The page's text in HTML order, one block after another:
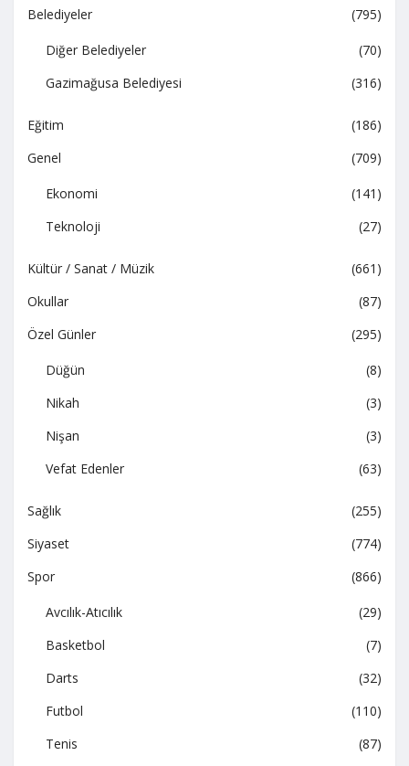
Belediyeler (795)
Diğer Belediyeler
(70)
Gazimağusa Belediyesi
(316)
Eğitim
(186)
Genel
(709)
Ekonomi
(141)
Teknoloji
(27)
Kültür / Sanat / Müzik
(661)
Okullar
(87)
Özel Günler
(295)
Düğün
(8)
Nikah
(3)
Nişan
(3)
Vefat Edenler
(63)
Sağlık
(255)
Siyaset
(774)
Spor
(866)
Avcılık-Atıcılık
(29)
Basketbol
(7)
Darts
(32)
Futbol
(110)
Tenis
(87)